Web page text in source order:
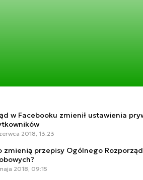
w Facebooku zmienił ustawienia
2018, 13:23
zmienią przepisy Ogólnego
2018, 09:15